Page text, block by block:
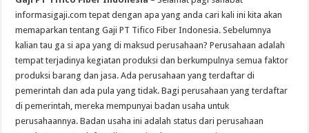
informasigaji.com tepat dengan apa yang anda cari kali ini kita akan
memaparkan tentang Gaji PT Tifico Fiber Indonesia. Sebelumnya
kalian tau ga si apa yang di maksud perusahaan? Perusahaan adalah
tempat terjadinya kegiatan produksi dan berkumpulnya semua faktor
produksi barang dan jasa. Ada perusahaan yang terdaftar di
pemerintah dan ada pula yang tidak. Bagi perusahaan yang terdaftar
di pemerintah, mereka mempunyai badan usaha untuk
perusahaannya. Badan usaha ini adalah status dari perusahaan